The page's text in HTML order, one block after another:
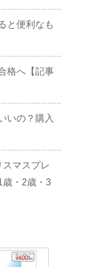
と便利なも
格へ【記事
いの？購入
マスプレ
歳・2歳・3